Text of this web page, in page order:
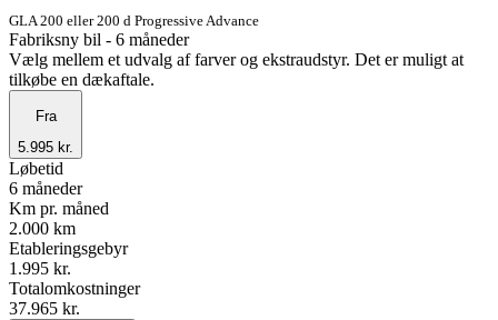
GLA 200 eller 200 d Progressive Advance
Fabriksny bil - 6 måneder
Vælg mellem et udvalg af farver og ekstraudstyr. Det er muligt at
tilkøbe en dækaftale.
Fra
5.995 kr.
Løbetid
6 måneder
Km pr. måned
2.000 km
Etableringsgebyr
1.995 kr.
Totalomkostninger
37.965 kr.